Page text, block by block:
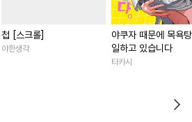
첩 [스크롤]
야한생각
야쿠자 때문에 목욕
일하고 있습니다
타카시